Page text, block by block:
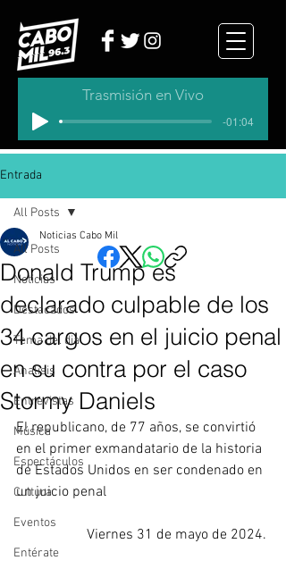
Trasmisión en Vivo
-01:04
Entrada
All Posts
Noticias
Destacados
Tema del dia
Analisis
Entrevistas
Música
Espectáculos
Cultura
Eventos
Entérate
All Posts
Donald Trump es
declarado culpable de los
34 cargos en el juicio penal
en su contra por el caso
Stormy Daniels
Noticias Cabo Mil
El republicano, de 77 años, se convirtió
en el primer exmandatario de la historia
de Estados Unidos en ser condenado en
un juicio penal
Viernes 31 de mayo de 2024.